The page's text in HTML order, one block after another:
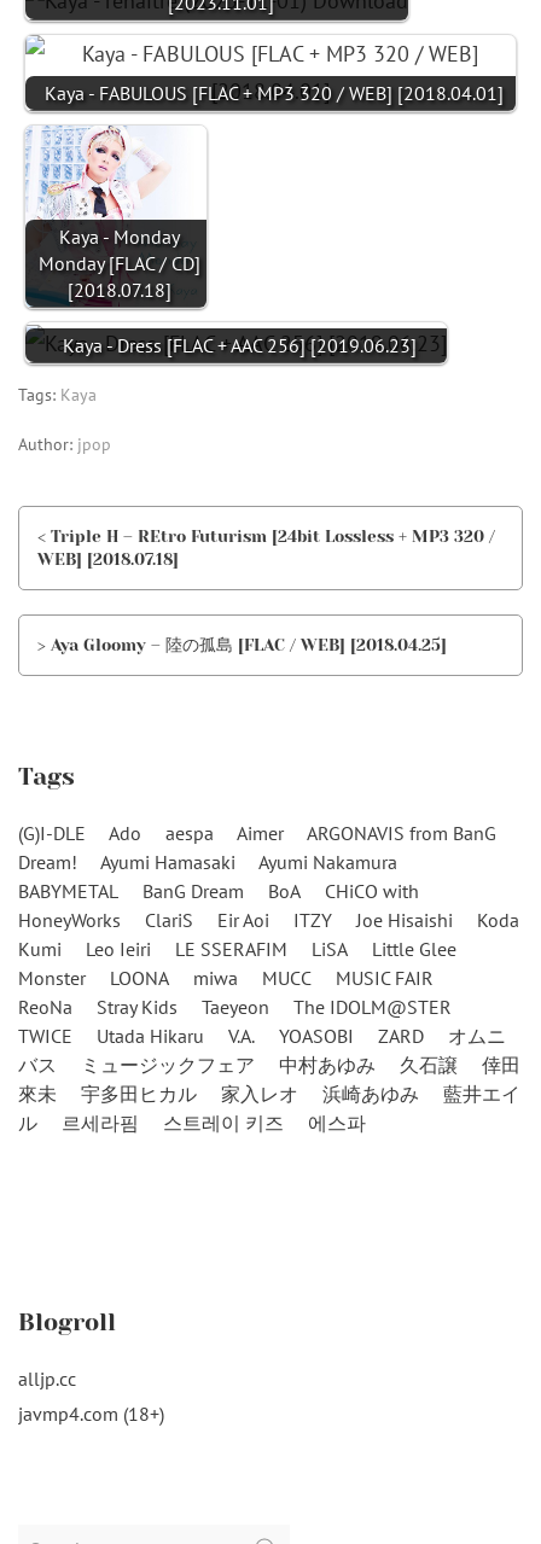
Kaya - FABULOUS [FLAC + MP3 320 / WEB] [2018.04.01]
Kaya - Monday
Monday [FLAC / CD]
[2018.07.18]
Kaya - Dress [FLAC + AAC 256] [2019.06.23]
Tags: Kaya
Author: jpop
< Triple H – REtro Futurism [24bit Lossless + MP3 320 /
WEB] [2018.07.18]
> Aya Gloomy – 陸の孤島 [FLAC / WEB] [2018.04.25]
Tags
(G)I-DLE Ado aespa Aimer
ARGONAVIS from BanG
Dream!
Ayumi Hamasaki
Ayumi Nakamura
BABYMETAL
BanG Dream BoA
CHiCO with
HoneyWorks
ClariS Eir Aoi ITZY Joe Hisaishi
Koda
Kumi
Leo Ieiri LE SSERAFIM LiSA
Little Glee
Monster
LOONA miwa MUCC
MUSIC FAIR
ReoNa
Stray Kids Taeyeon
The IDOLM@STER
TWICE
Utada Hikaru V.A. YOASOBI ZARD
オムニ
バス
ミュージックフェア 中村あゆみ 久石譲
倖田
來未
宇多田ヒカル 家入レオ 浜崎あゆみ
藍井エイ
ル
르세라핌 스트레이 키즈 에스파
Blogroll
alljp.cc
javmp4.com (18+)
Search